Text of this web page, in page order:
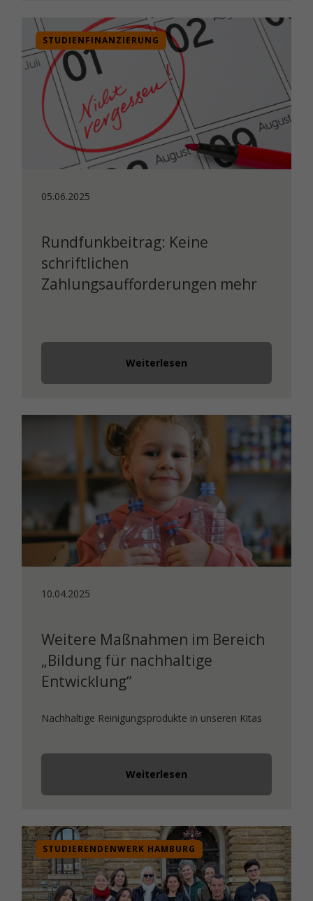
STUDIENFINANZIERUNG
05.06.2025
Rundfunkbeitrag: Keine
schriftlichen
Zahlungsaufforderungen mehr
Weiterlesen
10.04.2025
Weitere Maßnahmen im Bereich
„Bildung für nachhaltige
Entwicklung“
Nachhaltige Reinigungsprodukte in unseren Kitas
Weiterlesen
STUDIERENDENWERK HAMBURG